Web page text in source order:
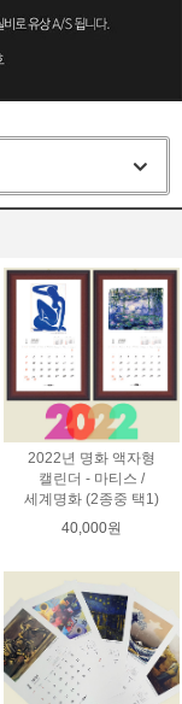
2022년 명화 액자형
캘린더 - 마티스 /
세계명화 (2종중 택1)
40,000원